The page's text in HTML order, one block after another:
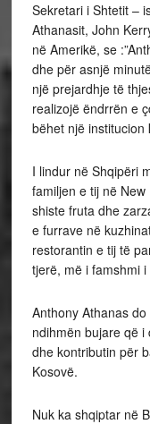
Sekretari i Shtetit –
Athanasit, John
në Amerikë, se
dhe për asnjë
një prejardhje të
realizojë ëndrrën e
bëhet një institucion
I lindur në Shqipëri
familjen e tij në
shiste fruta dhe
e furrave në
restorantin e tij të
tjerë, më i famshmi i
Anthony Athanas
ndihmën bujare që
dhe kontributin për
Kosovë.
Nuk ka shqiptar në